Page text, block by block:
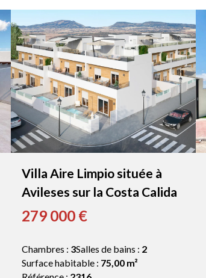
Villa Aire Limpio située à
Avileses sur la Costa Calida
279 000 €
Chambres : 3Salles de bains : 2
Surface habitable : 75,00 m²